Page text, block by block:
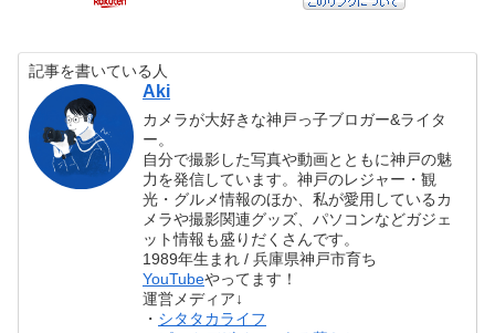
記事を書いている人
Aki
カメラが大好きな神戸っ子ブロガー&ライタ
ー。
自分で撮影した写真や動画とともに神戸の魅
力を発信しています。神戸のレジャー・観
光・グルメ情報のほか、私が愛用しているカ
メラや撮影関連グッズ、パソコンなどガジェ
ット情報も盛りだくさんです。
1989年生まれ / 兵庫県神戸市育ち
YouTubeやってます！
運営メディア↓
・ シタタカライフ